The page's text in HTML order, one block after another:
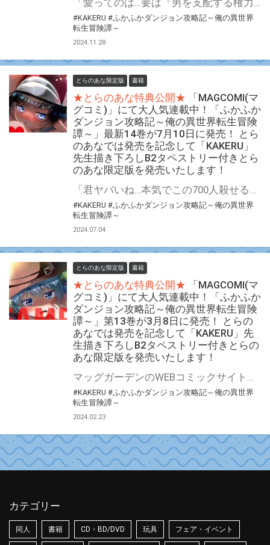
#KAKERU #ふかふかダンジョン攻略記～俺の異世界
転生冒険譚～
2024.11.28
とらのあな限定版 書籍
★とらのあな特典公開★
「MAGCOMI(マ
グコミ)」にて大人気連載中！「ふかふか
ダンジョン攻略記～俺の異世界転生冒険
譚～」最新14巻が7月10日に発売！ とら
のあなでは発売を記念して「KAKERU」
先生描き下ろしB2タペストリー付きとら
のあな限定版を発売いたします！
#KAKERU #ふかふかダンジョン攻略記～俺の異世界
転生冒険譚～
2024.07.04
とらのあな限定版 書籍
★とらのあな特典公開★
「MAGCOMI(マ
グコミ)」にて大人気連載中！「ふかふか
ダンジョン攻略記～俺の異世界転生冒険
譚～」第13巻が3月8日に発売！ とらの
あなでは発売を記念して「KAKERU」先
生描き下ろしB2タペストリー付きとらの
あな限定版を発売いたします！
#KAKERU #ふかふかダンジョン攻略記～俺の異世界
転生冒険譚～
2024.02.23
カテゴリー
同人 書籍 CD・BD/DVD 玩具 フェア・イベント